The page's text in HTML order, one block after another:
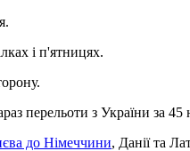
і п'ятницях.
перельоти з України за 45
до Німеччини, Данії та